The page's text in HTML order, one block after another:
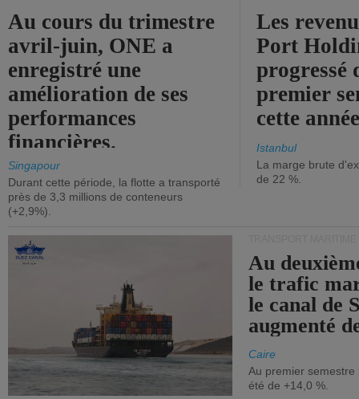
Au cours du trimestre
avril-juin, ONE a
enregistré une
amélioration de ses
performances
financières.
Singapour
Durant cette période, la flotte a transporté
près de 3,3 millions de conteneurs
(+2,9%).
Les
Port
progressé
premier
cette
Istanbul
La marge brute
de 22 %.
Au
le trafic
le canal de
augmenté
Caire
Au premier
été de +14,0 %.